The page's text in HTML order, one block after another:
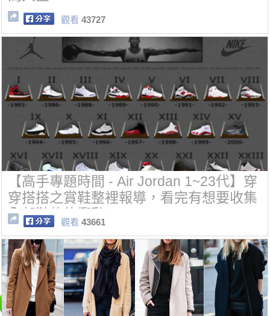
觀看 43727
【高手專題時間 - Air Jordan 1~23代】穿
穿搭搭之賞鞋整裡報導，看完有想要收集
全部鞋款的衝動！
觀看 43661